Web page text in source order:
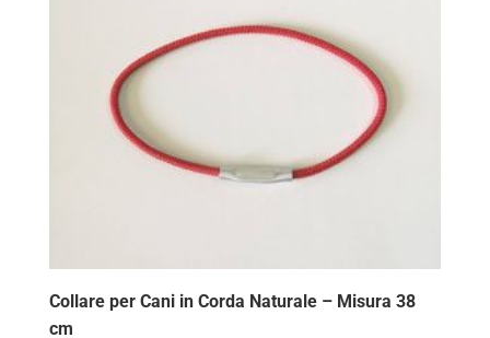
Collare per Cani in Corda Naturale – Misura 38
cm